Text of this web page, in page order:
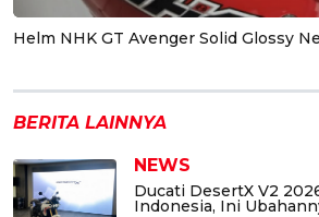
Helm NHK GT Avenger Solid Glossy
BERITA LAINNYA
NEWS
Ducati DesertX V2
Indonesia, Ini